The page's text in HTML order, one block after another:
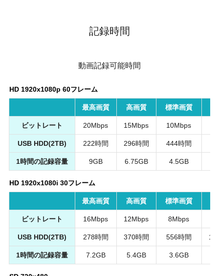
記録時間
動画記録可能時間
HD 1920x1080p 60フレーム
最高画質 高画質 標準画質
ビットレート 20Mbps 15Mbps 10Mbps
USB HDD(2TB) 222時間 296時間 444時間
1時間の記録容量 9GB 6.75GB 4.5GB
HD 1920x1080i 30フレーム
最高画質 高画質 標準画質
ビットレート 16Mbps 12Mbps 8Mbps
USB HDD(2TB) 278時間 370時間 556時間
1時間の記録容量 7.2GB 5.4GB 3.6GB